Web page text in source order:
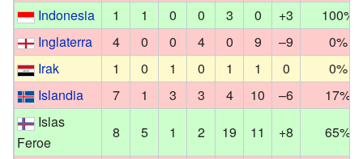
Indonesia
1 1 0 0 3 0 +3
100%
Inglaterra
4 0 0 4 0 9 –9
0%
Irak
1 0 1 0 1 1 0
0%
Islandia
7 1 3 3 4 10 –6
17%
Islas
Feroe
8 5 1 2 19 11 +8
65%